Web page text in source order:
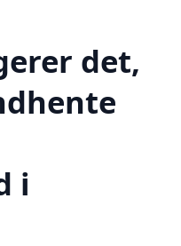
det,
i